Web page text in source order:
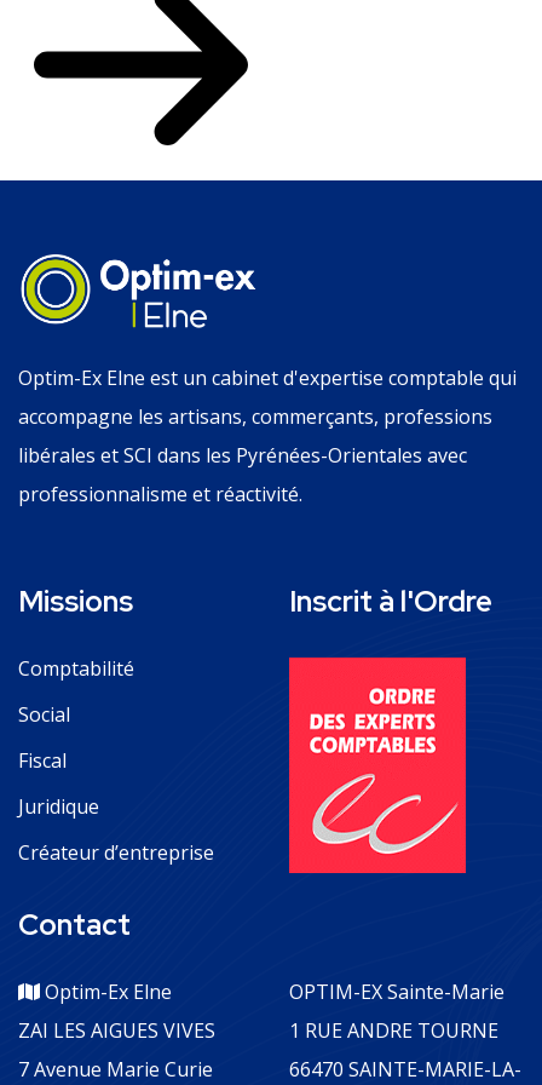
Optim-Ex Elne est un cabinet d'expertise comptable qui
accompagne les artisans, commerçants, professions
libérales et SCI dans les Pyrénées-Orientales avec
professionnalisme et réactivité.
Missions
Comptabilité
Social
Fiscal
Juridique
Créateur d’entreprise
Inscrit à l'Ordre
Contact
Optim-Ex Elne
ZAI LES AIGUES VIVES
7 Avenue Marie Curie
OPTIM-EX Sainte-Marie
1 RUE ANDRE TOURNE
66470 SAINTE-MARIE-LA-